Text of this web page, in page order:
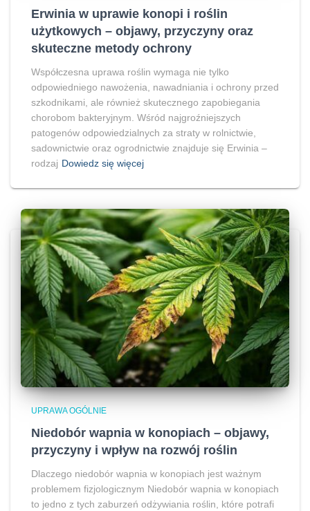
Erwinia w uprawie konopi i roślin
użytkowych – objawy, przyczyny oraz
skuteczne metody ochrony
Współczesna uprawa roślin wymaga nie tylko
odpowiedniego nawożenia, nawadniania i ochrony przed
szkodnikami, ale również skutecznego zapobiegania
chorobom bakteryjnym. Wśród najgroźniejszych
patogenów odpowiedzialnych za straty w rolnictwie,
sadownictwie oraz ogrodnictwie znajduje się Erwinia –
rodzaj Dowiedz się więcej
UPRAWA OGÓLNIE
Niedobór wapnia w konopiach – objawy,
przyczyny i wpływ na rozwój roślin
Dlaczego niedobór wapnia w konopiach jest ważnym
problemem fizjologicznym Niedobór wapnia w konopiach
to jedno z tych zaburzeń odżywiania roślin, które potrafi